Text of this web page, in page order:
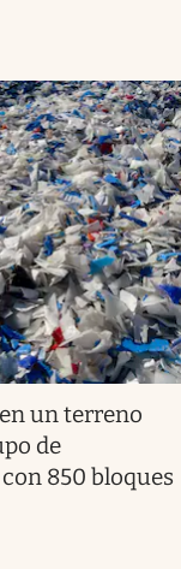
un terreno
de
850 bloques